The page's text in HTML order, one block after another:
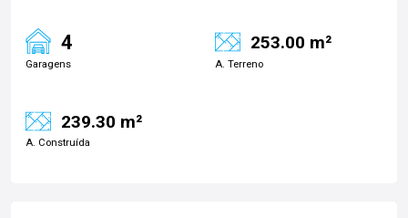
4
Garagens
253.00 m²
A. Terreno
239.30 m²
A. Construída